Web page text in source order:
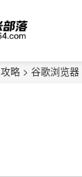
攻略 > 谷歌浏览器